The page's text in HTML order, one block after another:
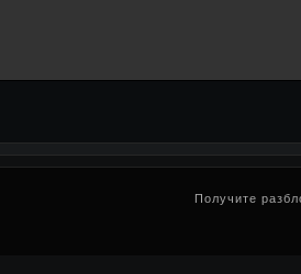
Получите